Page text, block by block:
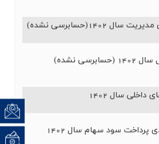
تماس
1402(حسابرسی نشده)
نشده)
سال 1402
پرداخت سود سهام سال 1402